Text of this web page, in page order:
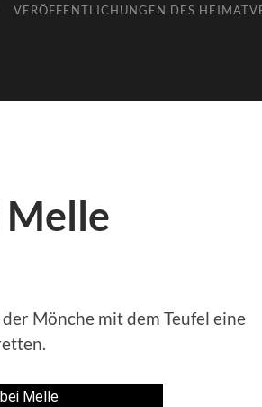
VERÖFFENTLICHUNGEN DES
Melle
Mönche mit dem Teufel eine
Melle